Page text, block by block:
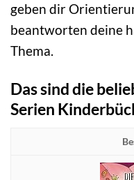
geben dir
beantworten deine
Thema.
Das sind die
Serien